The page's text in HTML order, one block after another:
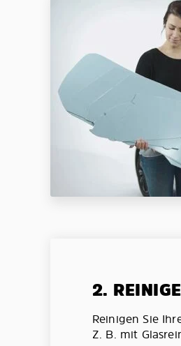
2.
Reinigen Sie
Z. B. mit